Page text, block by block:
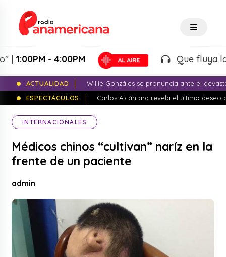
- 4:00PM Que fluya la
ACTUALIDAD
Willie Gonzáles se pronuncia ante el
ESPECTÁCULOS
Carlos Alcántara revela el último deseo
INTERNACIONALES
Médicos chinos “cultivan” naríz en la
frente de un paciente
admin